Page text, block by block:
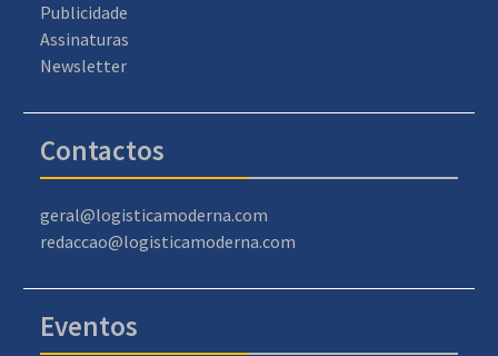
Publicidade
Assinaturas
Newsletter
Contactos
geral@logisticamoderna.com
redaccao@logisticamoderna.com
Eventos